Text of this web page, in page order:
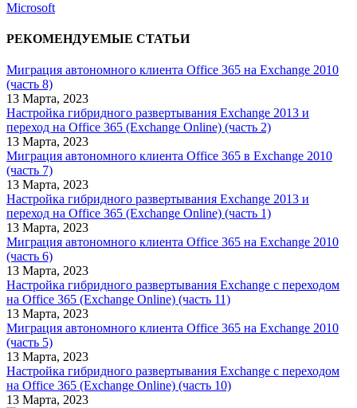
Microsoft
РЕКОМЕНДУЕМЫЕ СТАТЬИ
Миграция автономного клиента Office 365 на Exchange 2010
(часть 8)
13 Марта, 2023
Настройка гибридного развертывания Exchange 2013 и
переход на Office 365 (Exchange Online) (часть 2)
13 Марта, 2023
Миграция автономного клиента Office 365 в Exchange 2010
(часть 7)
13 Марта, 2023
Настройка гибридного развертывания Exchange 2013 и
переход на Office 365 (Exchange Online) (часть 1)
13 Марта, 2023
Миграция автономного клиента Office 365 на Exchange 2010
(часть 6)
13 Марта, 2023
Настройка гибридного развертывания Exchange с переходом
на Office 365 (Exchange Online) (часть 11)
13 Марта, 2023
Миграция автономного клиента Office 365 на Exchange 2010
(часть 5)
13 Марта, 2023
Настройка гибридного развертывания Exchange с переходом
на Office 365 (Exchange Online) (часть 10)
13 Марта, 2023